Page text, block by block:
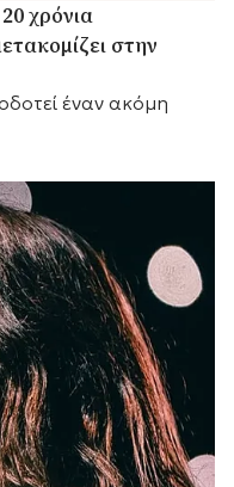
χρόνια
στην
έναν ακόμη